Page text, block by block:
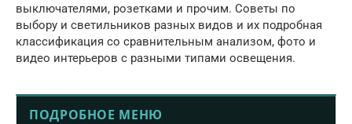
выключателями, розетками и прочим. Советы по
выбору и светильников разных видов и их подробная
классификация со сравнительным анализом, фото и
видео интерьеров с разными типами освещения.
ПОДРОБНОЕ МЕНЮ